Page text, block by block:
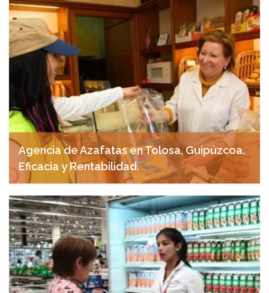
Agencia de Azafatas en Tolosa, Guipúzcoa.
Eficacia y Rentabilidad.
abril 28, 2025